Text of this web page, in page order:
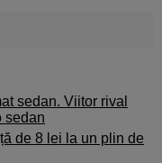
sedan. Viitor rival
sedan
de 8 lei la un plin de